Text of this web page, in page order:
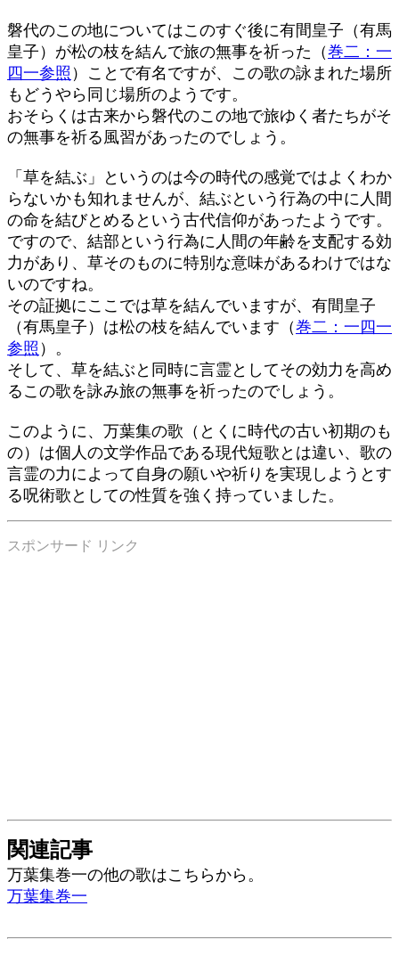
磐代のこの地についてはこのすぐ後に有間皇子（有馬
皇子）が松の枝を結んで旅の無事を祈った（巻二：一
四一参照 ）ことで有名ですが、この歌の詠まれた場所
もどうやら同じ場所のようです。
おそらくは古来から磐代のこの地で旅ゆく者たちがそ
の無事を祈る風習があったのでしょう。
「草を結ぶ」というのは今の時代の感覚ではよくわか
らないかも知れませんが、結ぶという行為の中に人間
の命を結びとめるという古代信仰があったようです。
ですので、結部という行為に人間の年齢を支配する効
力があり、草そのものに特別な意味があるわけではな
いのですね。
その証拠にここでは草を結んでいますが、有間皇子
（有馬皇子）は松の枝を結んでいます（巻二：一四一
参照 ）。
そして、草を結ぶと同時に言霊としてその効力を高め
るこの歌を詠み旅の無事を祈ったのでしょう。
このように、万葉集の歌（とくに時代の古い初期のも
の）は個人の文学作品である現代短歌とは違い、歌の
言霊の力によって自身の願いや祈りを実現しようとす
る呪術歌としての性質を強く持っていました。
スポンサード リンク
関連記事
万葉集巻一の他の歌はこちらから。
万葉集巻一